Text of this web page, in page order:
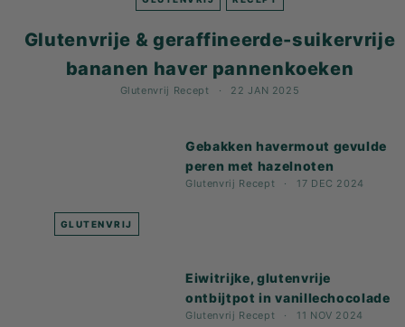
FGlutenvrije & geraffineerde-suikervrije
bananen haver pannenkoeken
Glutenvrij Recept 22 JAN 2025
GLUTENVRIJ
Gebakken havermout gevulde
peren met hazelnoten
Glutenvrij Recept 17 DEC 2024
Eiwitrijke, glutenvrije
ontbijtpot in vanillechocolade
Glutenvrij Recept 11 NOV 2024